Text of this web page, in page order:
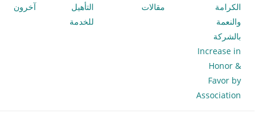
الكرامة
والنعمة
بالشركة
Increase in
Honor &
Favor by
Association
مقالات
التأهيل
للخدمة
آخرون